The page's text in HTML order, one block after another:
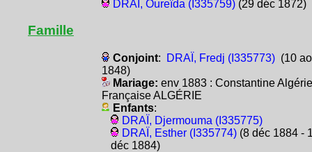
DRAÏ, Oureïda (I335759)(29 déc 1872)
Famille
Conjoint: DRAÏ, Fredj (I335773)(10
1848)
Mariage: env 1883 : Constantine Algérie
Française ALGÉRIE
Enfants:
DRAÏ, Djermouma (I335775)
DRAÏ, Esther (I335774)(8 déc 1884 -
déc 1884)